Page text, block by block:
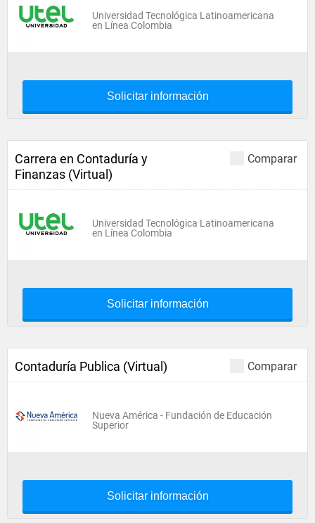
Universidad Tecnológica Latinoamericana
en Línea Colombia
Solicitar información
Comparar
Carrera en Contaduría y
Finanzas (Virtual)
Universidad Tecnológica Latinoamericana
en Línea Colombia
Solicitar información
Comparar
Contaduría Publica (Virtual)
Nueva América - Fundación de Educación
Superior
Solicitar información